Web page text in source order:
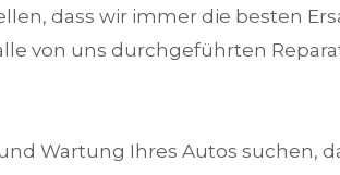
dass wir immer die besten
von uns durchgeführten
Wartung Ihres Autos suchen,